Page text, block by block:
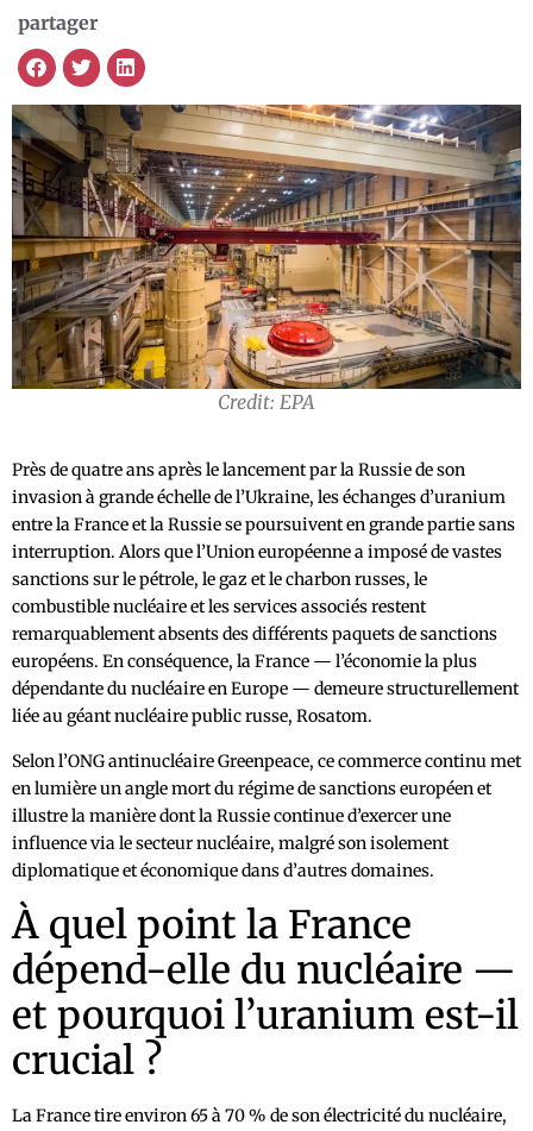
partager
Credit: EPA
Près de quatre ans après le lancement par la Russie de son
invasion à grande échelle de l’Ukraine, les échanges d’uranium
entre la France et la Russie se poursuivent en grande partie sans
interruption. Alors que l’Union européenne a imposé de vastes
sanctions sur le pétrole, le gaz et le charbon russes, le
combustible nucléaire et les services associés restent
remarquablement absents des différents paquets de sanctions
européens. En conséquence, la France — l’économie la plus
dépendante du nucléaire en Europe — demeure structurellement
liée au géant nucléaire public russe, Rosatom.
Selon l’ONG antinucléaire Greenpeace, ce commerce continu met
en lumière un angle mort du régime de sanctions européen et
illustre la manière dont la Russie continue d’exercer une
influence via le secteur nucléaire, malgré son isolement
diplomatique et économique dans d’autres domaines.
À quel point la France
dépend-elle du nucléaire —
et pourquoi l’uranium est-il
crucial ?
La France tire environ 65 à 70 % de son électricité du nucléaire,